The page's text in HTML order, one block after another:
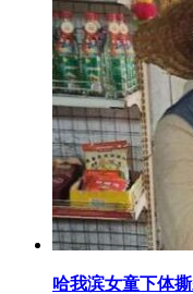
哈我滨女童下体